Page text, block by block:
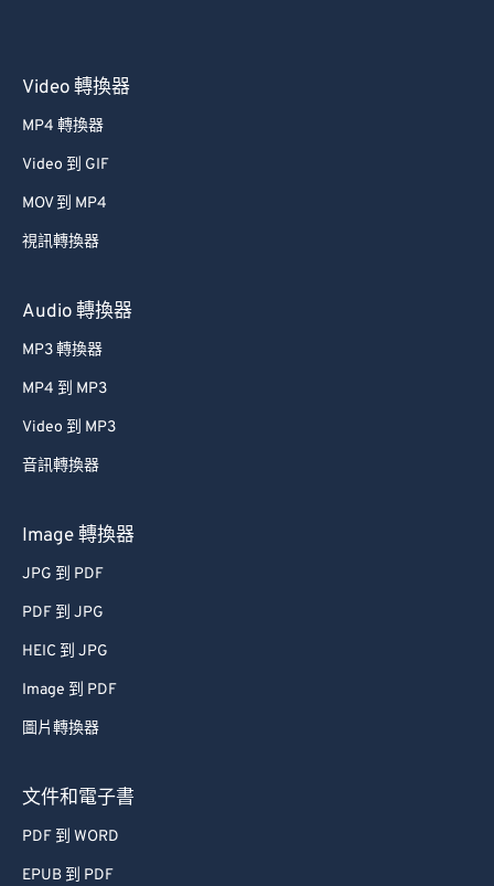
Video 轉換器
MP4 轉換器
Video 到 GIF
MOV 到 MP4
視訊轉換器
Audio 轉換器
MP3 轉換器
MP4 到 MP3
Video 到 MP3
音訊轉換器
Image 轉換器
JPG 到 PDF
PDF 到 JPG
HEIC 到 JPG
Image 到 PDF
圖片轉換器
文件和電子書
PDF 到 WORD
EPUB 到 PDF